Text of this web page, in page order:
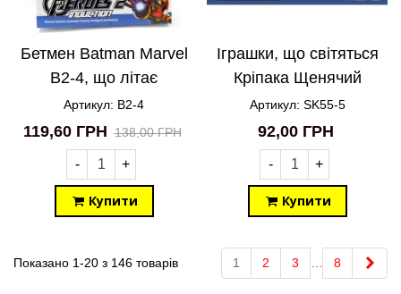
Бетмен Batman Marvel
B2-4, що літає
супергерой
Артикул: B2-4
119,60 ГРН 138,00 ГРН
- +
Купити
Іграшки, що світяться
Кріпака Щенячий
патруль Paw PATROL
Rubble PH028D SK55-
5
Артикул: SK55-5
92,00 ГРН
- +
Купити
Показано 1-20 з 146 товарів 1 2 3 … 8